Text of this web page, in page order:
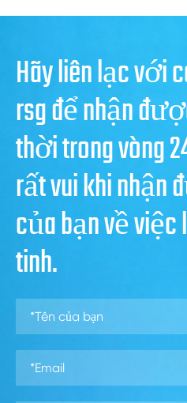
Hãy liên lạc với
rsg để nhận
thời trong vòng
rất vui khi nhận
của bạn về việc
tinh.